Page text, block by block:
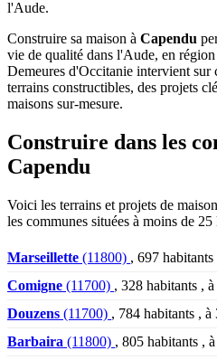
l'Aude.
Construire sa maison à Capendu
vie de qualité dans l'Aude, en
Demeures d'Occitanie intervient sur
terrains constructibles, des projets
maisons sur-mesure.
Construire dans les
Capendu
Voici les terrains et projets de
les communes situées à moins de
Marseillette (11800) , 697
Comigne (11700) , 328 habitants ,
Douzens (11700) , 784 habitants , à
Barbaira (11800) , 805 habitants ,